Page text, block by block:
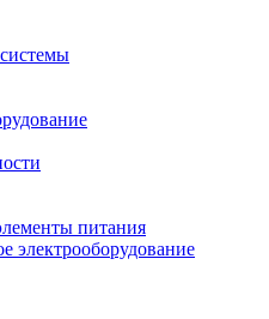
питания
электрооборудование